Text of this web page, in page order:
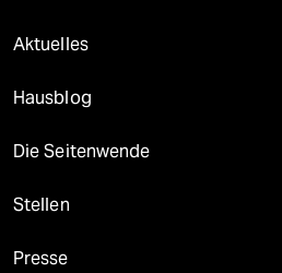
Aktuelles
Hausblog
Die Seitenwende
Stellen
Presse